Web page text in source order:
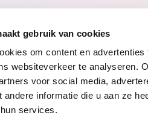
gebruik van cookies
om content en
websiteverkeer te analyseren.
voor social media,
andere informatie die u aan ze
services.